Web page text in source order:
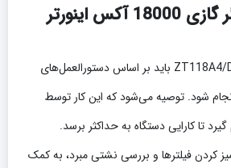
کولر گازی 18000 آکس اینورتر
آکس ZT118A4/D1 باید بر اساس دستورالعمل‌های
شود. توصیه می‌شود که این کار توسط
تا کارایی دستگاه به حداکثر برسد.
کردن فیلترها و بررسی نشتی مبرد، به کمک